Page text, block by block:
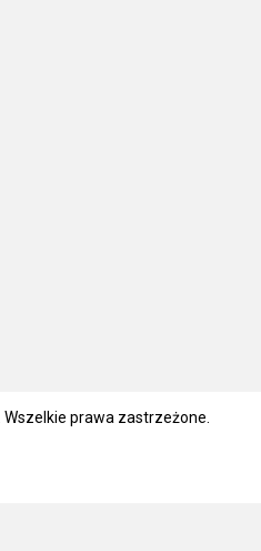
. Wszelkie prawa zastrzeżone.